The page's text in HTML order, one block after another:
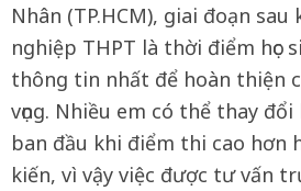
Nhân (TP.HCM), giai đoạn
nghiệp THPT là thời điểm học
thông tin nhất để hoàn thiện
vọng. Nhiều em có thể thay
ban đầu khi điểm thi cao hơn
kiến, vì vậy việc được tư vấn